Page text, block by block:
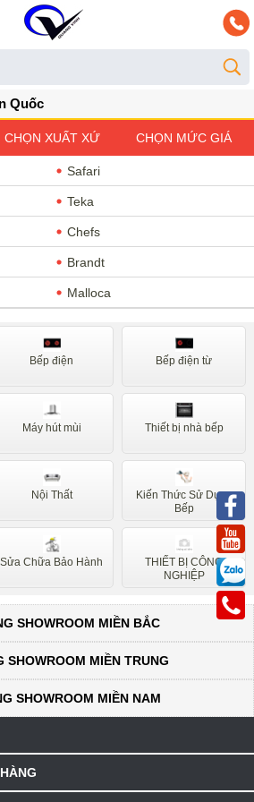
Quốc
CHỌN XUẤT XỨ CHỌN MỨC GIÁ
Safari
Teka
Chefs
Brandt
Malloca
Kucy
Sanaky
Bếp điện Bếp điện từ
Máy hút mùi Thiết bị nhà bếp
Nội Thất
Kiến Thức Sử Dụng
Bếp
Sửa Chữa Bảo Hành
THIẾT BỊ CÔNG
NGHIỆP
SHOWROOM MIỀN BẮC
SHOWROOM MIỀN TRUNG
SHOWROOM MIỀN NAM